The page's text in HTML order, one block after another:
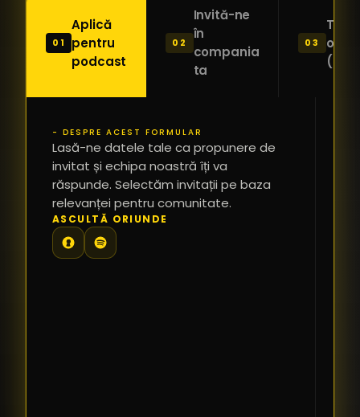
01
Aplică
pentru
podcast
02
Invită-ne
în
compania
ta
03
o
- DESPRE ACEST FORMULAR
Lasă-ne datele tale ca propunere de
invitat și echipa noastră îți va
răspunde. Selectăm invitații pe baza
relevanței pentru comunitate.
ASCULTĂ ORIUNDE